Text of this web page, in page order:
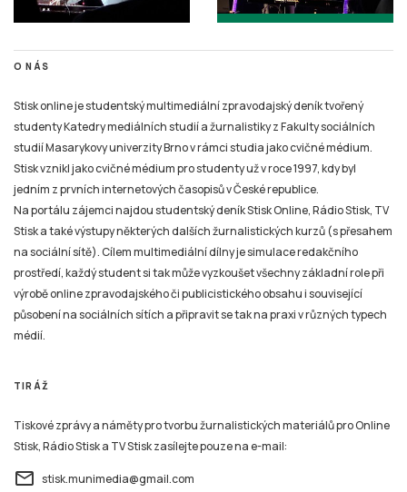
O NÁS
Stisk online je studentský multimediální zpravodajský deník tvořený
studenty Katedry mediálních studií a žurnalistiky z Fakulty sociálních
studií Masarykovy univerzity Brno v rámci studia jako cvičné médium.
Stisk vznikl jako cvičné médium pro studenty už v roce 1997, kdy byl
jedním z prvních internetových časopisů v České republice.
Na portálu zájemci najdou studentský deník Stisk Online, Rádio Stisk, TV
Stisk a také výstupy některých dalších žurnalistických kurzů (s přesahem
na sociální sítě). Cílem multimediální dílny je simulace redakčního
prostředí, každý student si tak může vyzkoušet všechny základní role při
výrobě online zpravodajského či publicistického obsahu i související
působení na sociálních sítích a připravit se tak na praxi v různých typech
médií.
TIRÁŽ
Tiskové zprávy a náměty pro tvorbu žurnalistických materiálů pro Online
Stisk, Rádio Stisk a TV Stisk zasílejte pouze na e-mail:
email stisk.munimedia@gmail.com